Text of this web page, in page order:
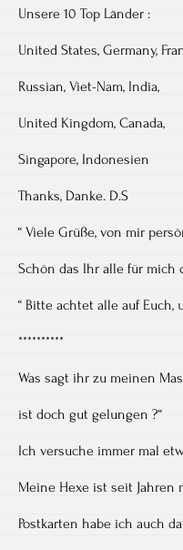
Unsere 10 Top Länder :
United States, Germany,
Russian, Viet-Nam, India,
United Kingdom, Canada,
Singapore, Indonesien
Thanks, Danke. D.S
“ Viele Grüße, von mir
Schön das Ihr alle für mich
“ Bitte achtet alle auf
**********
Was sagt ihr zu meinen
ist doch gut gelungen ?“
Ich versuche immer mal
Meine Hexe ist seit Jahren
Postkarten habe ich auch